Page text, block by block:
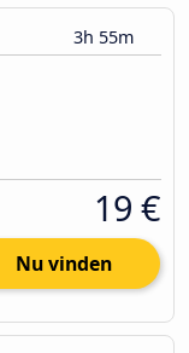
3h 55m
19 €
Nu vinden